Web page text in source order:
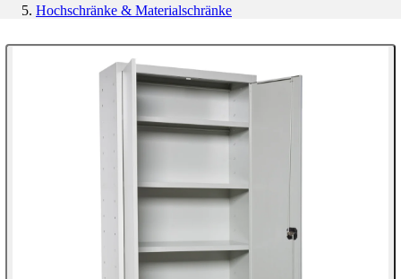
Hochschränke & Materialschränke